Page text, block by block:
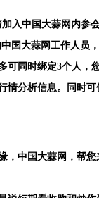
加入中国大蒜网内参
国大蒜网工作人员
同时绑定3个人，
分析信息。同时可
，中国大蒜网，帮您